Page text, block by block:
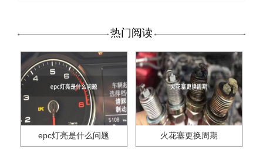
热门阅读
epc灯亮是什么问题 火花塞更换周期